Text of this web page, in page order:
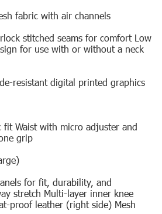
fabric with air channels
stitched seams for comfort Low
for use with or without a neck
resistant digital printed graphics
fit Waist with micro adjuster and
grip
for fit, durability, and
stretch Multi-layer inner knee
proof leather (right side) Mesh